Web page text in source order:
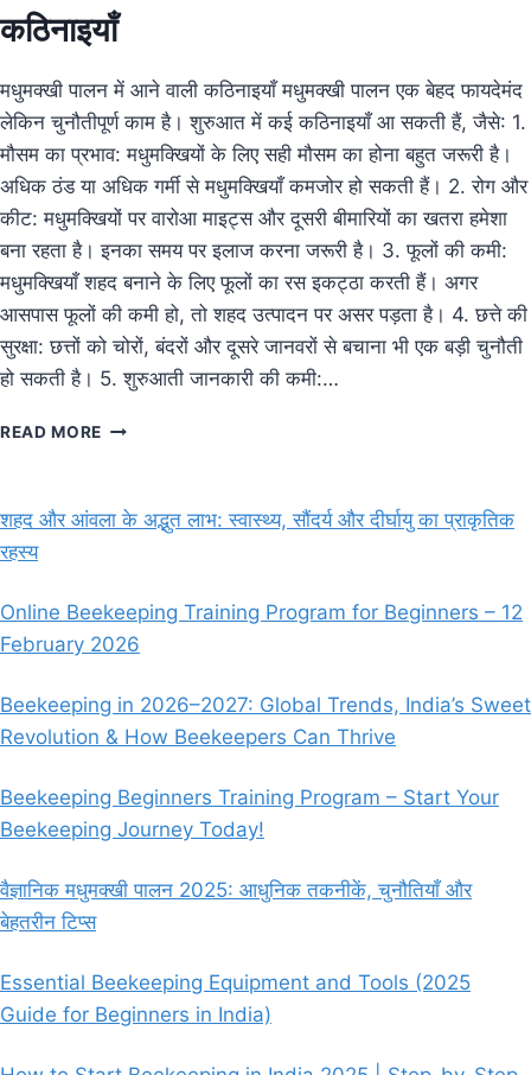
कठिनाइयाँ
मधुमक्खी पालन में आने वाली कठिनाइयाँ मधुमक्खी पालन एक बेहद फायदेमंद
लेकिन चुनौतीपूर्ण काम है। शुरुआत में कई कठिनाइयाँ आ सकती हैं, जैसे: 1.
मौसम का प्रभाव: मधुमक्खियों के लिए सही मौसम का होना बहुत जरूरी है।
अधिक ठंड या अधिक गर्मी से मधुमक्खियाँ कमजोर हो सकती हैं। 2. रोग और
कीट: मधुमक्खियों पर वारोआ माइट्स और दूसरी बीमारियों का खतरा हमेशा
बना रहता है। इनका समय पर इलाज करना जरूरी है। 3. फूलों की कमी:
मधुमक्खियाँ शहद बनाने के लिए फूलों का रस इकट्ठा करती हैं। अगर
आसपास फूलों की कमी हो, तो शहद उत्पादन पर असर पड़ता है। 4. छत्ते की
सुरक्षा: छत्तों को चोरों, बंदरों और दूसरे जानवरों से बचाना भी एक बड़ी चुनौती
हो सकती है। 5. शुरुआती जानकारी की कमी:…
READ MORE भारत
पालन
वाली
कठिनाइयाँ
शहद और आंवला के अद्भुत लाभ: स्वास्थ्य, सौंदर्य और दीर्घायु का प्राकृतिक
रहस्य
Online Beekeeping Training Program for Beginners – 12
February 2026
Beekeeping in 2026–2027: Global Trends, India’s Sweet
Revolution & How Beekeepers Can Thrive
Beekeeping Beginners Training Program – Start Your
Beekeeping Journey Today!
वैज्ञानिक मधुमक्खी पालन 2025: आधुनिक तकनीकें, चुनौतियाँ और
बेहतरीन टिप्स
Essential Beekeeping Equipment and Tools (2025
Guide for Beginners in India)